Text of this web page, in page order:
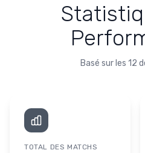
Basé sur les 12
TOTAL DES MATCHS